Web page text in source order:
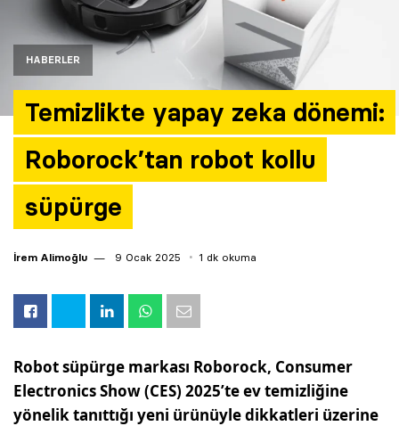
HABERLER
Temizlikte yapay zeka dönemi:
Roborock’tan robot kollu
süpürge
İrem Alimoğlu 9 Ocak 2025 1 dk okuma
Robot süpürge markası Roborock, Consumer
Electronics Show (CES) 2025’te ev temizliğine
yönelik tanıttığı yeni ürünüyle dikkatleri üzerine